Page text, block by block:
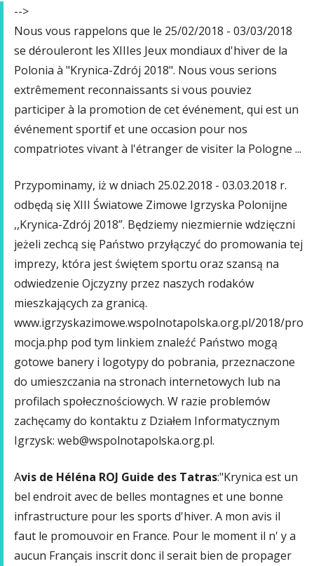
-->
Nous vous rappelons que le 25/02/2018 - 03/03/2018
se dérouleront les XIIIes Jeux mondiaux d'hiver de la
Polonia à "Krynica-Zdrój 2018". Nous vous serions
extrêmement reconnaissants si vous pouviez
participer à la promotion de cet événement, qui est un
événement sportif et une occasion pour nos
compatriotes vivant à l'étranger de visiter la Pologne ...
Przypominamy, iż w dniach 25.02.2018 - 03.03.2018 r.
odbędą się XIII Światowe Zimowe Igrzyska Polonijne
,,Krynica-Zdrój 2018”. Będziemy niezmiernie wdzięczni
jeżeli zechcą się Państwo przyłączyć do promowania tej
imprezy, która jest świętem sportu oraz szansą na
odwiedzenie Ojczyzny przez naszych rodaków
mieszkających za granicą.
www.igrzyskazimowe.wspolnotapolska.org.pl/2018/pro
mocja.php pod tym linkiem znaleźć Państwo mogą
gotowe banery i logotypy do pobrania, przeznaczone
do umieszczania na stronach internetowych lub na
profilach społecznościowych. W razie problemów
zachęcamy do kontaktu z Działem Informatycznym
Igrzysk: web@wspolnotapolska.org.pl.
Avis de Héléna ROJ Guide des Tatras:"Krynica est un
bel endroit avec de belles montagnes et une bonne
infrastructure pour les sports d'hiver. A mon avis il
faut le promouvoir en France. Pour le moment il n' y a
aucun Français inscrit donc il serait bien de propager